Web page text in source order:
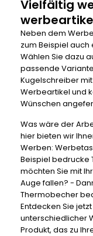
Vielfältig
Neben dem
zum Beispiel auch
Wählen Sie dazu
passende
Kugelschreiber
Werbeartikel und
Wünschen
Was wäre der
hier bieten wir
Werben:
Beispiel bedrucke
möchten Sie mit
Auge fallen? -
Thermobecher
Entdecken Sie
unterschiedlicher
Produkt, das zu